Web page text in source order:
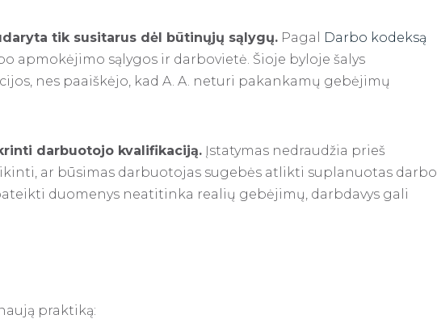
tik susitarus dėl būtinųjų sąlygų. Pagal
Darbo kodeksą
apmokėjimo sąlygos ir darbovietė. Šioje byloje šalys
nes paaiškėjo, kad A. A. neturi pakankamų gebėjimų
darbuotojo kvalifikaciją. Įstatymas nedraudžia prieš
ar būsimas darbuotojas sugebės atlikti suplanuotas darbo
duomenys neatitinka realių gebėjimų, darbdavys gali
praktiką: